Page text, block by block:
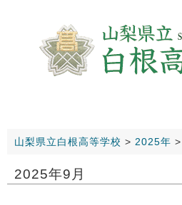
山梨県立白根高等学校 > 2025年 >
2025年9月